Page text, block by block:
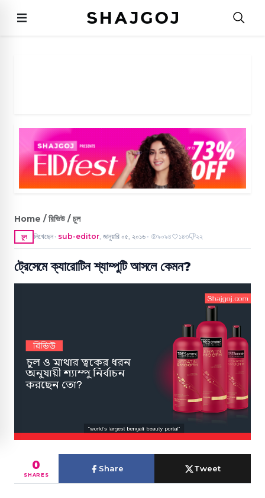
Home / রিভিউ / চুল
চুল লিখেছেন ● sub-editor,জানুয়ারি ০৫, ২০১৬ ● ৯০৯৪ ১৪৩ ২২
ট্রেসেমে ক্যারোটিন শ্যাম্পুটি আসলে কেমন?
0
SHARES
Share Tweet